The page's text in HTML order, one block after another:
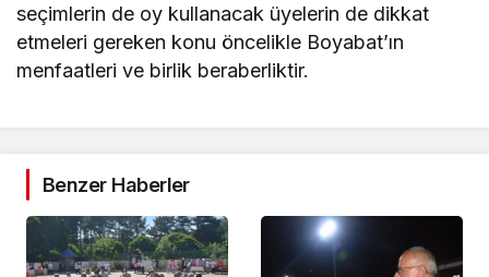
seçimlerin de oy kullanacak üyelerin de dikkat
etmeleri gereken konu öncelikle Boyabat’ın
menfaatleri ve birlik beraberliktir.
Benzer Haberler